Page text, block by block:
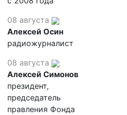
08 августа
Алексей Осин
радиожурналист
08 августа
Алексей Симонов
президент,
председатель
правления Фонда